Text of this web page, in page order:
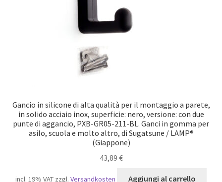
Gancio in silicone di alta qualità per il montaggio a parete,
in solido acciaio inox, superficie: nero, versione: con due
punte di aggancio, PXB-GR05-211-BL. Ganci in gomma per
asilo, scuola e molto altro, di Sugatsune / LAMP®
(Giappone)
43,89 €
incl. 19% VAT zzgl. Versandkosten Aggiungi al carrello